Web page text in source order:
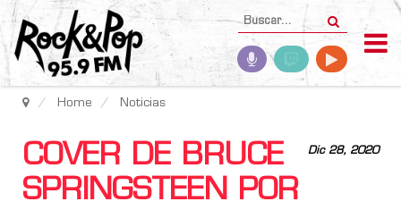
Home Noticias
Dic 28, 2020
COVER DE BRUCE
SPRINGSTEEN POR